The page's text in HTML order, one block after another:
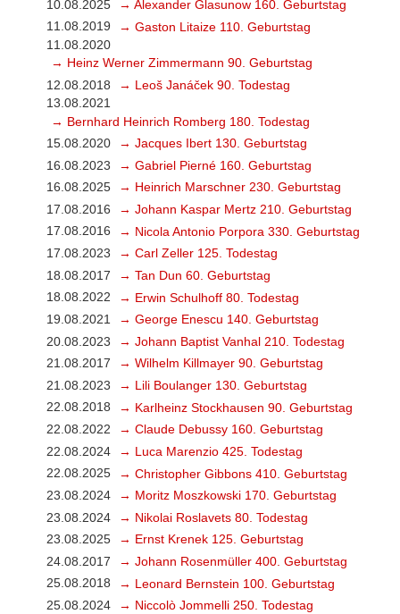
10.08.2025
→ Alexander Glasunow 160. Geburtstag
11.08.2019
→ Gaston Litaize 110. Geburtstag
11.08.2020
→ Heinz Werner Zimmermann 90. Geburtstag
12.08.2018
→ Leoš Janáček 90. Todestag
13.08.2021
→ Bernhard Heinrich Romberg 180. Todestag
15.08.2020
→ Jacques Ibert 130. Geburtstag
16.08.2023
→ Gabriel Pierné 160. Geburtstag
16.08.2025
→ Heinrich Marschner 230. Geburtstag
17.08.2016
→ Johann Kaspar Mertz 210. Geburtstag
17.08.2016
→ Nicola Antonio Porpora 330. Geburtstag
17.08.2023
→ Carl Zeller 125. Todestag
18.08.2017
→ Tan Dun 60. Geburtstag
18.08.2022
→ Erwin Schulhoff 80. Todestag
19.08.2021
→ George Enescu 140. Geburtstag
20.08.2023
→ Johann Baptist Vanhal 210. Todestag
21.08.2017
→ Wilhelm Killmayer 90. Geburtstag
21.08.2023
→ Lili Boulanger 130. Geburtstag
22.08.2018
→ Karlheinz Stockhausen 90. Geburtstag
22.08.2022
→ Claude Debussy 160. Geburtstag
22.08.2024
→ Luca Marenzio 425. Todestag
22.08.2025
→ Christopher Gibbons 410. Geburtstag
23.08.2024
→ Moritz Moszkowski 170. Geburtstag
23.08.2024
→ Nikolai Roslavets 80. Todestag
23.08.2025
→ Ernst Krenek 125. Geburtstag
24.08.2017
→ Johann Rosenmüller 400. Geburtstag
25.08.2018
→ Leonard Bernstein 100. Geburtstag
25.08.2024
→ Niccolò Jommelli 250. Todestag